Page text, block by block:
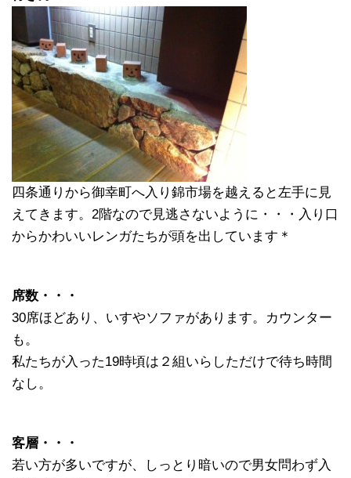
四条通りから御幸町へ入り錦市場を越えると左手に見
えてきます。2階なので見逃さないように・・・入り口
からかわいいレンガたちが頭を出しています＊
席数・・・
30席ほどあり、いすやソファがあります。カウンター
も。
私たちが入った19時頃は２組いらしただけで待ち時間
なし。
客層・・・
若い方が多いですが、しっとり暗いので男女問わず入